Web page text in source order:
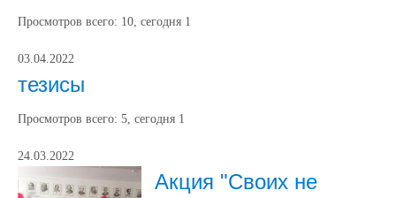
Просмотров всего: 10, сегодня 1
03.04.2022
тезисы
Просмотров всего: 5, сегодня 1
24.03.2022
Акция "Своих не